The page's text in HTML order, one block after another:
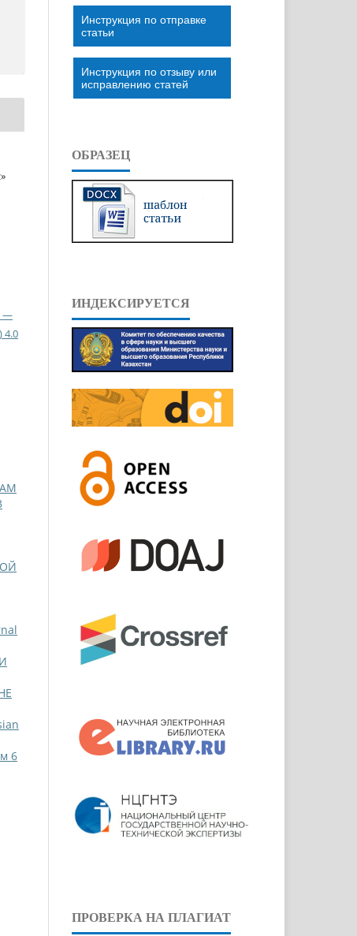
—
4.0
6
Инструкция по отправке
статьи
Инструкция по отзыву или
исправлению статей
ОБРАЗЕЦ
ИНДЕКСИРУЕТСЯ
ПРОВЕРКА НА ПЛАГИАТ